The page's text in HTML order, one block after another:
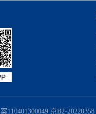
110401300049 京B2-20220358